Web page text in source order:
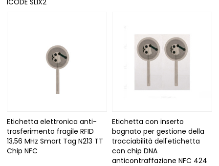
ICODE SLIX2
Etichetta elettronica anti-
trasferimento fragile RFID
13,56 MHz Smart Tag N213 TT
Chip NFC
Etichetta con inserto
bagnato per gestione della
tracciabilità dell'etichetta
con chip DNA
anticontraffazione NFC 424